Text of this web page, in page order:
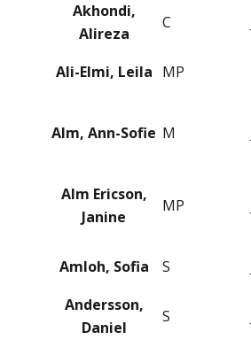
Akhondi,
Alireza
C
Ali-Elmi, Leila MP
Alm, Ann-Sofie M
Alm Ericson,
Janine
MP
Amloh, Sofia S
Andersson,
Daniel
S